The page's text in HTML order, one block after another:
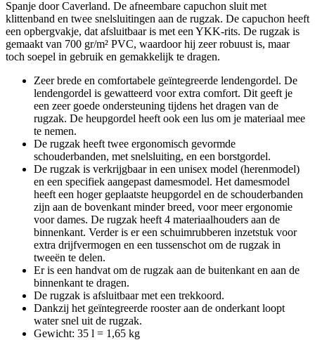
Spanje door Caverland. De afneembare capuchon sluit met
klittenband en twee snelsluitingen aan de rugzak. De capuchon heeft
een opbergvakje, dat afsluitbaar is met een YKK-rits. De rugzak is
gemaakt van 700 gr/m² PVC, waardoor hij zeer robuust is, maar
toch soepel in gebruik en gemakkelijk te dragen.
Zeer brede en comfortabele geïntegreerde lendengordel. De
lendengordel is gewatteerd voor extra comfort. Dit geeft je
een zeer goede ondersteuning tijdens het dragen van de
rugzak. De heupgordel heeft ook een lus om je materiaal mee
te nemen.
De rugzak heeft twee ergonomisch gevormde
schouderbanden, met snelsluiting, en een borstgordel.
De rugzak is verkrijgbaar in een unisex model (herenmodel)
en een specifiek aangepast damesmodel. Het damesmodel
heeft een hoger geplaatste heupgordel en de schouderbanden
zijn aan de bovenkant minder breed, voor meer ergonomie
voor dames. De rugzak heeft 4 materiaalhouders aan de
binnenkant. Verder is er een schuimrubberen inzetstuk voor
extra drijfvermogen en een tussenschot om de rugzak in
tweeën te delen.
Er is een handvat om de rugzak aan de buitenkant en aan de
binnenkant te dragen.
De rugzak is afsluitbaar met een trekkoord.
Dankzij het geïntegreerde rooster aan de onderkant loopt
water snel uit de rugzak.
Gewicht: 35 l = 1,65 kg